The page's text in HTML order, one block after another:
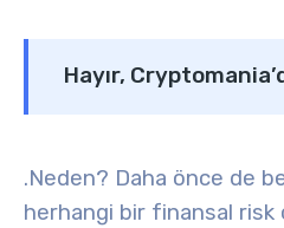
Hayır,
.Neden? Daha önce de
herhangi bir finansal risk